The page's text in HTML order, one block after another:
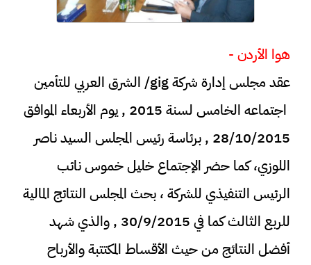
هوا الأردن -
عقد مجلس إدارة شركة gig/ الشرق العربي للتأمين
اجتماعه الخامس لسنة 2015 , يوم الأربعاء الموافق
28/10/2015 , برئاسة رئيس المجلس السيد ناصر
اللوزي، كما حضر الإجتماع خليل خموس نائب
الرئيس التنفيذي للشركة ، بحث المجلس النتائج المالية
للربع الثالث كما في 30/9/2015 , والذي شهد
أفضل النتائج من حيث الأقساط المكتتبة والأرباح